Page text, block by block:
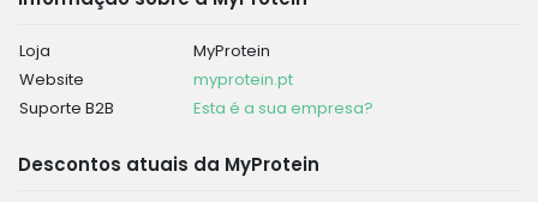
Loja
MyProtein
Website
myprotein.pt
Suporte B2B
Esta é a sua empresa?
Descontos atuais da MyProtein